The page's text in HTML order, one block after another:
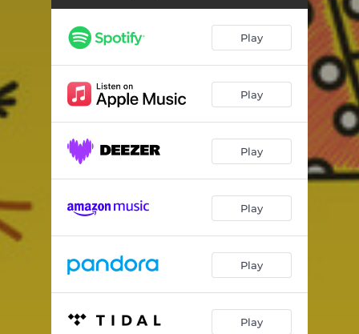
Gdje je onaj cvjetak žuti 02:30
Hura hura proljeće
Kočija 02:12
Leptiriću 01:49
Mačak i miš 02:54
Moj prvi ples 03:07
Proljeće 01:25
Play
Play
Play
Play
Play
Play